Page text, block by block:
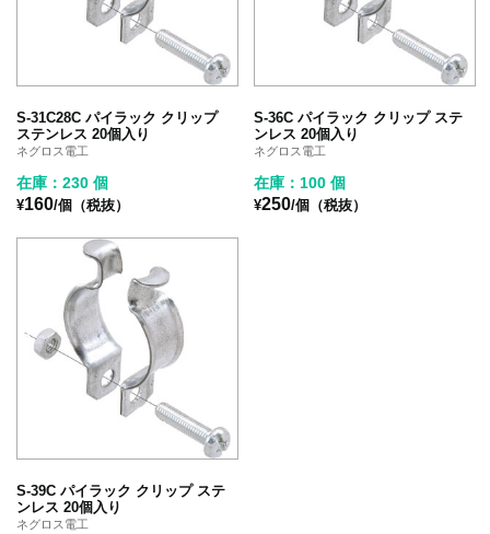
S-31C28C パイラック クリップ
ステンレス 20個入り
ネグロス電工
在庫：230 個
¥160/個（税抜）
S-36C パイラック クリップ ステ
ンレス 20個入り
ネグロス電工
在庫：100 個
¥250/個（税抜）
S-39C パイラック クリップ ステ
ンレス 20個入り
ネグロス電工